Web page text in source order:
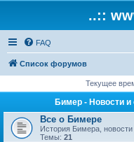
..::
FAQ
Список форумов
Текущее
Бимер - Новости и
Все о Бимере
История Бимера,
Темы: 21